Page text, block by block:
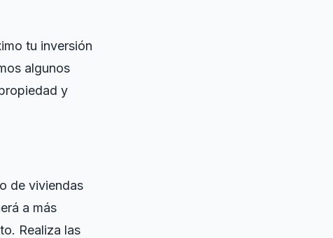
tu inversión
algunos
y
de viviendas
a más
Realiza las